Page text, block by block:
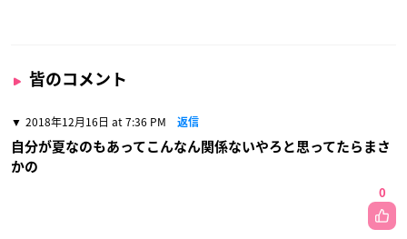
皆のコメント
2018年12月16日 at 7:36 PM 返信
自分が夏なのもあってこんなん関係ないやろと思ってたらまさ
かの
0